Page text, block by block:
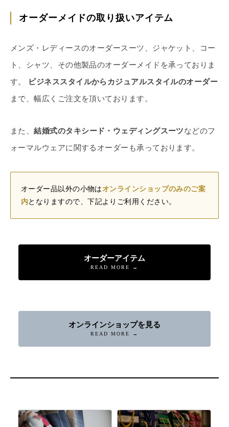
オーダーメイドの取り扱いアイテム
メンズ・レディースのオーダースーツ、ジャケット、コー
ト、シャツ、その他製品のオーダーメイドを承っておりま
す。 ビジネススタイルからカジュアルスタイルのオーダー
まで、幅広くご注文を頂いております。
また、結婚式のタキシード・ウェディングスーツなどのフ
ォーマルウェアに関するオーダーも承っております。
オーダー品以外の小物はオンラインショップのみのご案
内 となりますので、下記よりご利用ください。
オーダーアイテム
READ MORE →
オンラインショップを見る
READ MORE →
店舗へ連絡 来店予約・問い合わせ オンラインショップ